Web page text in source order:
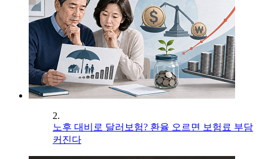
2.
노후 대비로 달러보험? 환율 오르면 보험료 부담
커진다